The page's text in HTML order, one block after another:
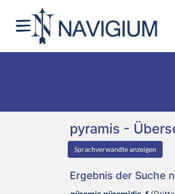
pyramis -
Sprachverwandte anzeigen
Ergebnis der Suche